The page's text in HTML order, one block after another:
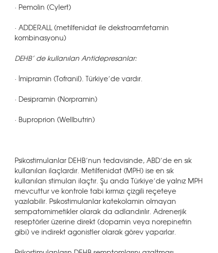
· Pemolin (Cylert)
· ADDERALL (metilfenidat ile dekstroamfetamin
kombinasyonu)
DEHB’ de kullanılan Antidepresanlar:
· İmipramin (Tofranil). Türkiye’de vardır.
· Desipramin (Norpramin)
· Buproprion (Wellbutrin)
Psikostimulanlar DEHB’nun tedavisinde, ABD’de en sık
kullanılan ilaçlardır. Metilfenidat (MPH) ise en sık
kullanılan stimulan ilaçtır. Şu anda Türkiye’de yalnız MPH
mevcuttur ve kontrole tabi kırmızı çizgili reçeteye
yazılabilir. Psikostimulanlar katekolamin olmayan
sempatomimetikler olarak da adlandırılır. Adrenerjik
reseptörler üzerine direkt (dopamin veya norepinefrin
gibi) ve indirekt agonistler olarak görev yaparlar.